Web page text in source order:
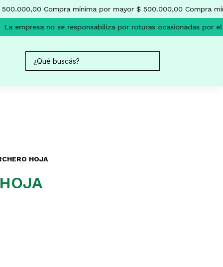
Compra mínima por mayor $ 500.000,00 Compra
empresa no se responsabiliza por roturas ocasionadas por el
HOJA